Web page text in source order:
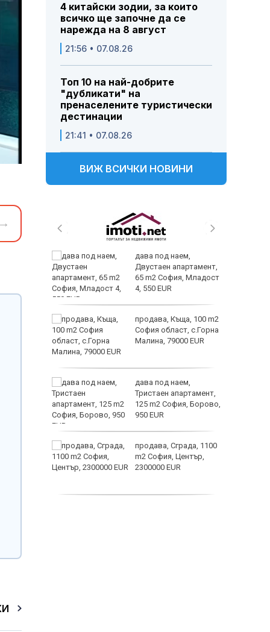
4 китайски зодии, за които
всичко ще започне да се
нарежда на 8 август
21:56 • 07.08.26
Топ 10 на най-добрите
"дубликати" на
пренаселените туристически
дестинации
21:41 • 07.08.26
ВИЖ ВСИЧКИ НОВИНИ
дава под наем,
Двустаен апартамент,
65 m2 София, Младост
4, 550 EUR
продава, Къща, 100 m2
София област, с.Горна
Малина, 79000 EUR
дава под наем,
Тристаен апартамент,
125 m2 София, Борово,
950 EUR
продава, Сграда, 1100
m2 София, Център,
2300000 EUR